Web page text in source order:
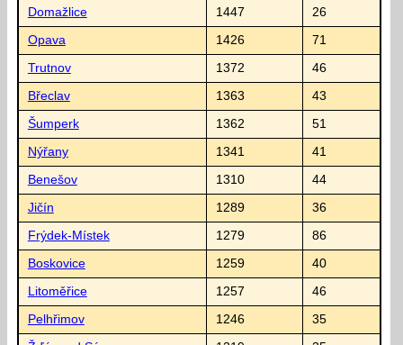
Domažlice 1447 26
Opava 1426 71
Trutnov 1372 46
Břeclav 1363 43
Šumperk 1362 51
Nýřany 1341 41
Benešov 1310 44
Jičín 1289 36
Frýdek-Místek 1279 86
Boskovice 1259 40
Litoměřice 1257 46
Pelhřimov 1246 35